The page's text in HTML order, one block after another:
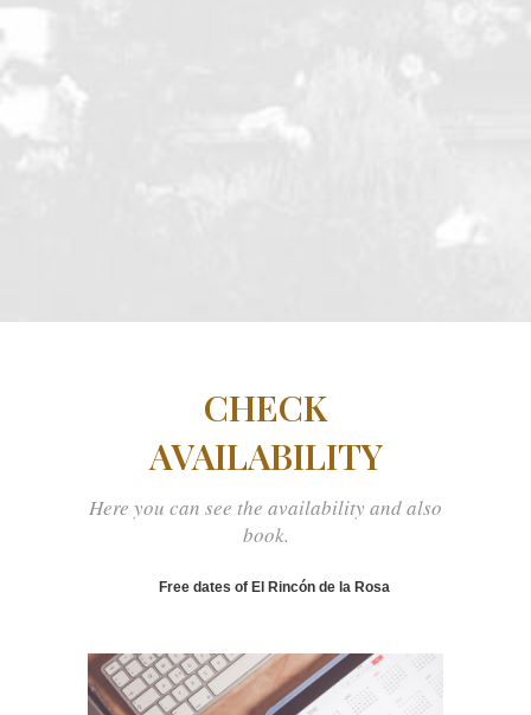
CHECK
AVAILABILITY
Here you can see the availability and also
book.
Free dates of El Rincón de la Rosa